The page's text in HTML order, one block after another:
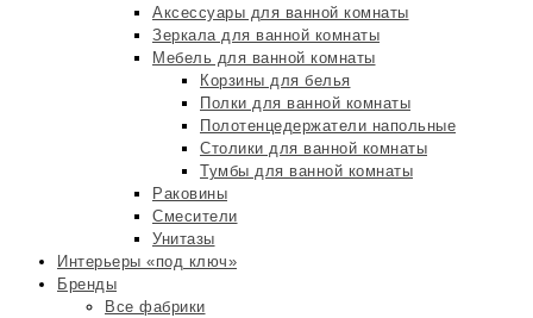
Аксессуары для ванной комнаты
Зеркала для ванной комнаты
Мебель для ванной комнаты
Корзины для белья
Полки для ванной комнаты
Полотенцедержатели напольные
Столики для ванной комнаты
Тумбы для ванной комнаты
Раковины
Смесители
Унитазы
Интерьеры «под ключ»
Бренды
Все фабрики